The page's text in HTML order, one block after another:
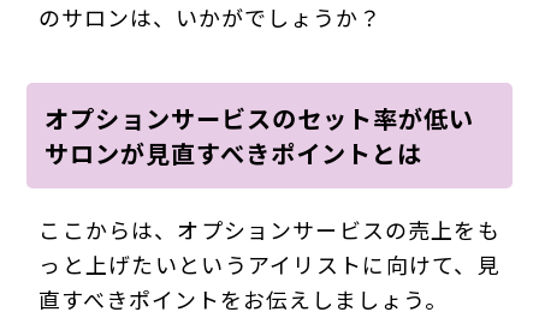
のサロンは、いかがでしょうか？
オプションサービスのセット率が低い
サロンが見直すべきポイントとは
ここからは、オプションサービスの売上をも
っと上げたいというアイリストに向けて、見
直すべきポイントをお伝えしましょう。